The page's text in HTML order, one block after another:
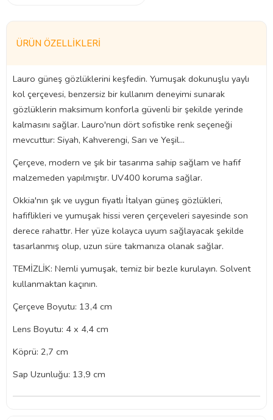
ÜRÜN ÖZELLIKLERI
Lauro güneş gözlüklerini keşfedin. Yumuşak dokunuşlu yaylı
kol çerçevesi, benzersiz bir kullanım deneyimi sunarak
gözlüklerin maksimum konforla güvenli bir şekilde yerinde
kalmasını sağlar. Lauro'nun dört sofistike renk seçeneği
mevcuttur: Siyah, Kahverengi, Sarı ve Yeşil...
Çerçeve, modern ve şık bir tasarıma sahip sağlam ve hafif
malzemeden yapılmıştır. UV400 koruma sağlar.
Okkia'nın şık ve uygun fiyatlı İtalyan güneş gözlükleri,
hafiflikleri ve yumuşak hissi veren çerçeveleri sayesinde son
derece rahattır. Her yüze kolayca uyum sağlayacak şekilde
tasarlanmış olup, uzun süre takmanıza olanak sağlar.
TEMİZLİK: Nemli yumuşak, temiz bir bezle kurulayın. Solvent
kullanmaktan kaçının.
Çerçeve Boyutu: 13,4 cm
Lens Boyutu: 4 x 4,4 cm
Köprü: 2,7 cm
Sap Uzunluğu: 13,9 cm